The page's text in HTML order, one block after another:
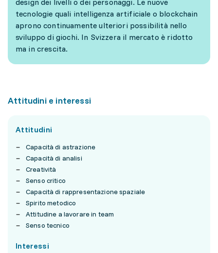
design dei livelli o dei personaggi. Le nuove
tecnologie quali intelligenza artificiale o blockchain
aprono continuamente ulteriori possibilità nello
sviluppo di giochi. In Svizzera il mercato è ridotto
ma in crescita.
Attitudini e interessi
Attitudini
Capacità di astrazione
Capacità di analisi
Creatività
Senso critico
Capacità di rappresentazione spaziale
Spirito metodico
Attitudine a lavorare in team
Senso tecnico
Interessi